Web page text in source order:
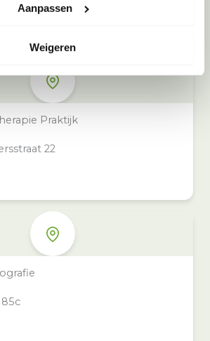
Aanpassen
Weigeren
in het hele land,
buurt.
Praktijk
22